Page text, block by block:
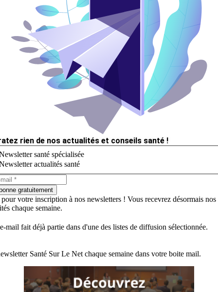
rien de nos actualités et conseils santé !
santé spécialisée
actualités santé
gratuitement
votre inscription à nos newsletters ! Vous recevrez désormais nos
chaque semaine.
mail fait déjà partie dans d'une des listes de diffusion sélectionnée.
Santé Sur Le Net chaque semaine dans votre boite mail.